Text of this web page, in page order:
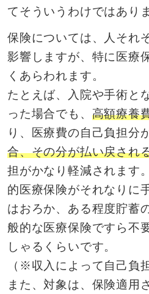
てそういうわけではあり
保険については、人それ
影響しますが、特に医療
くあらわれます。
たとえば、入院や手術と
った場合でも、 高額療養
り、医療費の自己負担分
合、その分が払い戻され
担がかなり軽減されます
的医療保険がそれなりに
はおろか、ある程度貯蓄
般的な医療保険ですら不
しゃるくらいです。
（※収入によって自己負
また、対象は、保険適用